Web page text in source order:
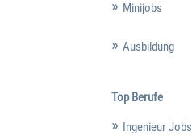
Minijobs
Ausbildung
Top Berufe
Ingenieur Jobs